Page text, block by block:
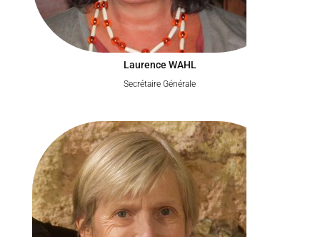
Laurence WAHL
Secrétaire Générale